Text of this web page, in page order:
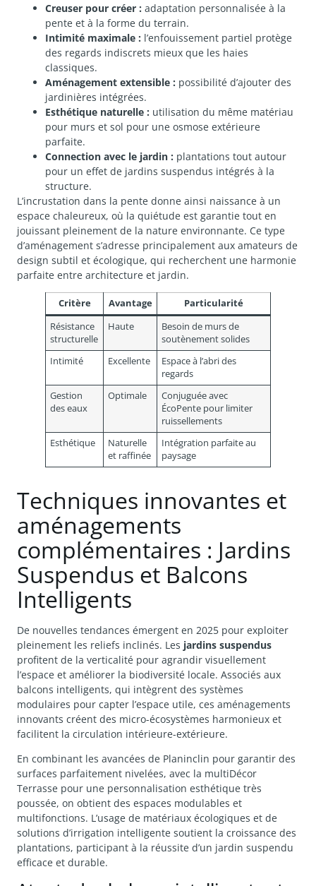
Creuser pour créer : adaptation personnalisée à la
pente et à la forme du terrain.
Intimité maximale : l’enfouissement partiel protège
des regards indiscrets mieux que les haies
classiques.
Aménagement extensible : possibilité d’ajouter des
jardinières intégrées.
Esthétique naturelle : utilisation du même matériau
pour murs et sol pour une osmose extérieure
parfaite.
Connection avec le jardin : plantations tout autour
pour un effet de jardins suspendus intégrés à la
structure.
L’incrustation dans la pente donne ainsi naissance à un
espace chaleureux, où la quiétude est garantie tout en
jouissant pleinement de la nature environnante. Ce type
d’aménagement s’adresse principalement aux amateurs de
design subtil et écologique, qui recherchent une harmonie
parfaite entre architecture et jardin.
Critère Avantage
Particularité
Résistance
structurelle
Haute
Besoin de murs de
soutènement solides
Intimité
Excellente
Espace à l’abri des
regards
Gestion
des eaux
Optimale
Conjuguée avec
ÉcoPente pour limiter
ruissellements
Esthétique
Naturelle
et raffinée
Intégration parfaite au
paysage
Techniques innovantes et
aménagements
complémentaires : Jardins
Suspendus et Balcons
Intelligents
De nouvelles tendances émergent en 2025 pour exploiter
pleinement les reliefs inclinés. Les jardins suspendus
profitent de la verticalité pour agrandir visuellement
l’espace et améliorer la biodiversité locale. Associés aux
balcons intelligents, qui intègrent des systèmes
modulaires pour capter l’espace utile, ces aménagements
innovants créent des micro-écosystèmes harmonieux et
facilitent la circulation intérieure-extérieure.
En combinant les avancées de Planinclin pour garantir des
surfaces parfaitement nivelées, avec la multiDécor
Terrasse pour une personnalisation esthétique très
poussée, on obtient des espaces modulables et
multifonctions. L’usage de matériaux écologiques et de
solutions d’irrigation intelligente soutient la croissance des
plantations, participant à la réussite d’un jardin suspendu
efficace et durable.